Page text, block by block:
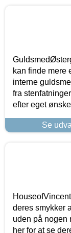
kan finde mere
interne
fra
efter eget
Se
deres smykker
uden på nogen
her for at se